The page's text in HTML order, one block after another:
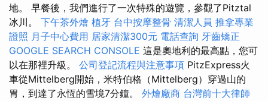
地。 早餐後，我們進行了一次特殊的遊覽，參觀了Pitztal
冰川。 下午茶外燴 植牙 台中按摩整骨 清潔人員 推拿專業
證照 月子中心費用 居家清潔300元 電話查詢 牙齒矯正
GOOGLE SEARCH CONSOLE 這是奧地利的最高點，您可
以在那裡升級。 公司登記流程與注意事項 PitzExpress火
車從Mittelberg開始，米特伯格（Mittelberg）穿過山的
胃，到達了永恆的雪境7分鐘。 外燴廠商 台灣前十大律師